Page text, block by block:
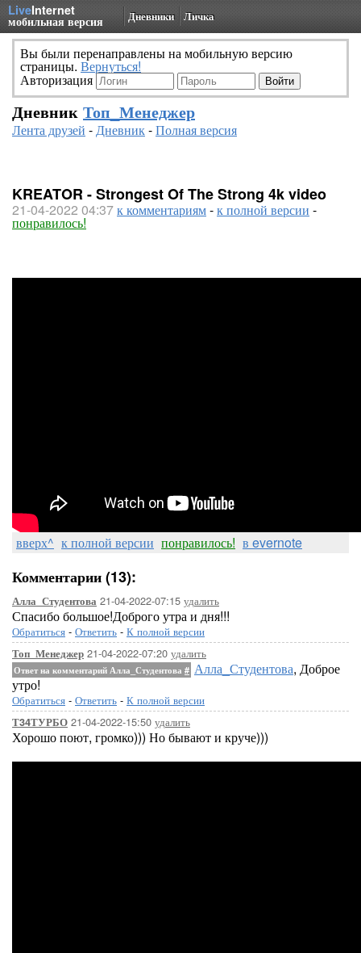
LiveInternet
мобильная версия Дневники Личка
Вы были перенаправлены на мобильную версию
страницы. Вернуться!
Авторизация
Дневник Топ_Менеджер
Лента друзей -Дневник-Полная версия
KREATOR - Strongest Of The Strong 4k video
21-04-2022 04:37к комментариям-к полной версии -
понравилось!
вверх^ к полной версии понравилось! в evernote
Комментарии (13):
Алла_Студентова 21-04-2022-07:15 удалить
Спасибо большое!Доброго утра и дня!!!
Обратиться - Ответить - К полной версии
Топ_Менеджер 21-04-2022-07:20 удалить
Ответ на комментарий Алла_Студентова # Алла_Студентова, Доброе
утро!
Обратиться - Ответить - К полной версии
Т34ТУРБО 21-04-2022-15:50 удалить
Хорошо поют, громко))) Но бывают и круче)))